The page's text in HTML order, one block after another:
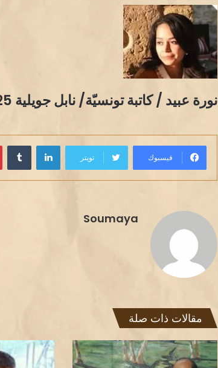
نورة عبيد / كاتبة تونسيّة/ نابل جويلية 2025
فيسبوك تويتر
لينكدإن
Soumaya
مقالات ذات صلة